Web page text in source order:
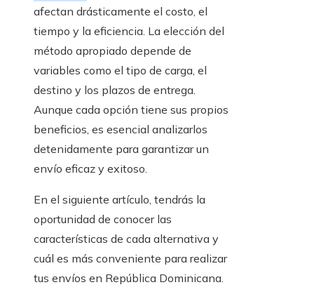
afectan drásticamente el costo, el
tiempo y la eficiencia. La elección del
método apropiado depende de
variables como el tipo de carga, el
destino y los plazos de entrega.
Aunque cada opción tiene sus propios
beneficios, es esencial analizarlos
detenidamente para garantizar un
envío eficaz y exitoso.
En el siguiente artículo, tendrás la
oportunidad de conocer las
características de cada alternativa y
cuál es más conveniente para realizar
tus envíos en República Dominicana.